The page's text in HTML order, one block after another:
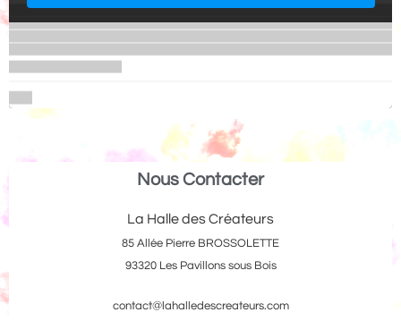
Nous Contacter
La Halle des Créateurs
85 Allée Pierre BROSSOLETTE
93320 Les Pavillons sous Bois
contact@lahalledescreateurs.com